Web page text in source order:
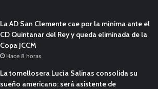
La AD San Clemente cae por la mínima ante el
CD Quintanar del Rey y queda eliminada de la
Copa JCCM
Hace 8 horas
La tomellosera Lucía Salinas consolida su
sueño americano: será asistente de